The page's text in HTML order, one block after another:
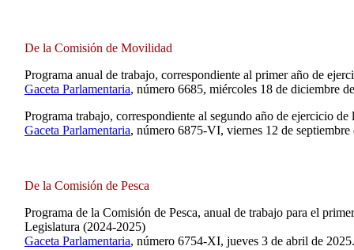
De la Comisión de Movilidad
Programa anual de trabajo, correspondiente al primer año de
Gaceta Parlamentaria, número 6685, miércoles 18 de diciembre
Programa trabajo, correspondiente al segundo año de ejercicio
Gaceta Parlamentaria, número 6875-VI, viernes 12 de septiembre
De la Comisión de Pesca
Programa de la Comisión de Pesca, anual de trabajo para el
Legislatura (2024-2025)
Gaceta Parlamentaria, número 6754-XI, jueves 3 de abril de 2025.